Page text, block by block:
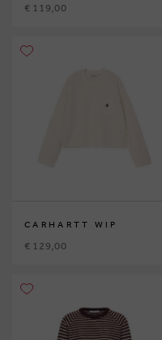
€ 119,00
CARHARTT WIP
€ 129,00